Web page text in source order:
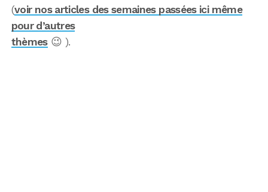
(voir nos articles des semaines passées ici même
pour d’autres
thèmes😉 ).